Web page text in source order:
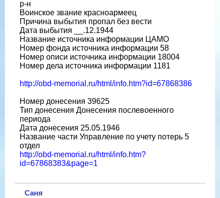
р-н
Воинское звание красноармеец
Причина выбытия пропал без вести
Дата выбытия __.12.1944
Название источника информации ЦАМО
Номер фонда источника информации 58
Номер описи источника информации 18004
Номер дела источника информации 1181
http://obd-memorial.ru/html/info.htm?id=67868386
Номер донесения 39625
Тип донесения Донесения послевоенного
периода
Дата донесения 25.05.1946
Название части Управление по учету потерь 5
отдел
http://obd-memorial.ru/html/info.htm?
id=67868383&page=1
Саня